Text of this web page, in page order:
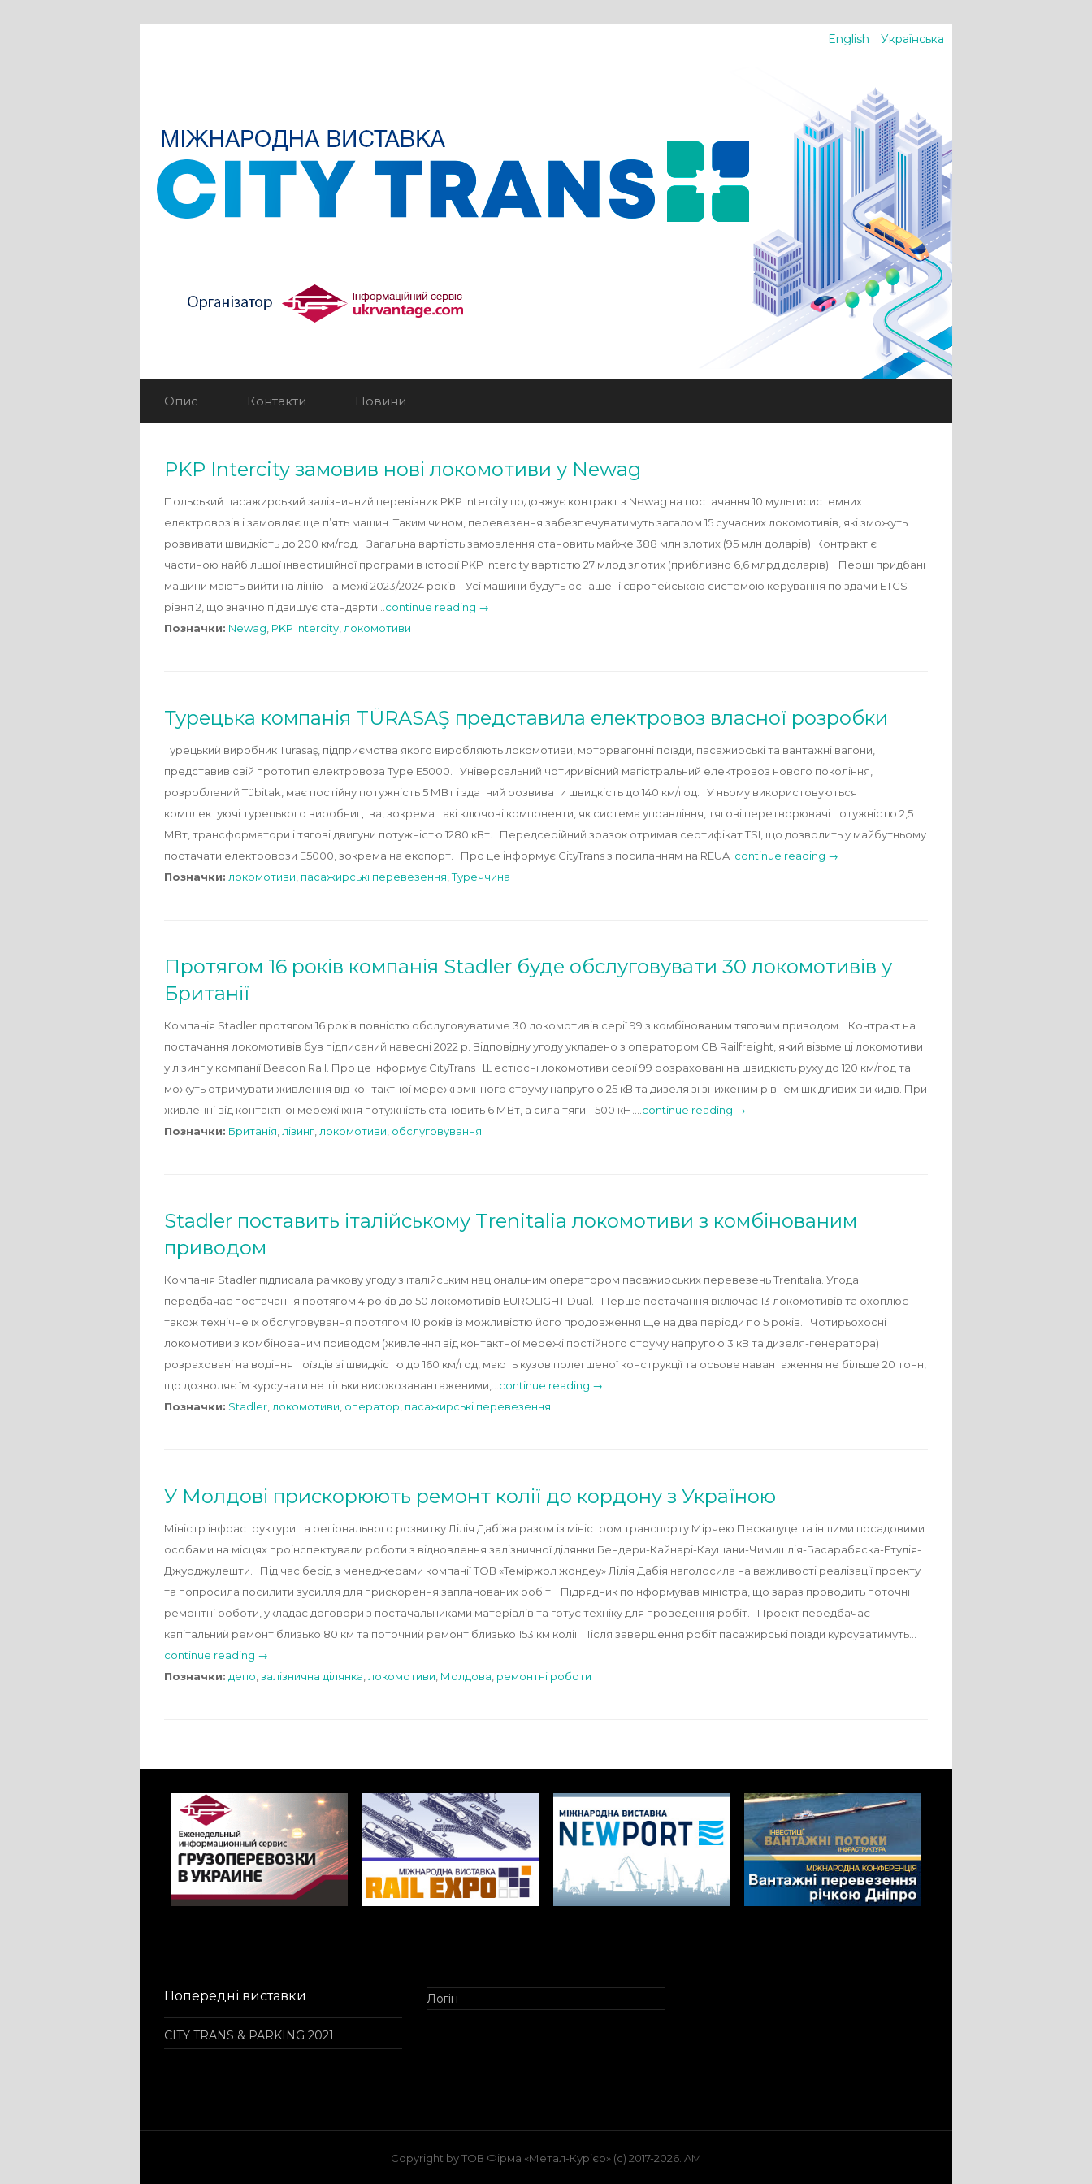
English Українська
Опис Контакти Новини
PKP Intercity замовив нові локомотиви у Newag
Польський пасажирський залізничний перевізник PKP Intercity подовжує контракт з Newag на постачання 10 мультисистемних
електровозів і замовляє ще п’ять машин. Таким чином, перевезення забезпечуватимуть загалом 15 сучасних локомотивів, які зможуть
розвивати швидкість до 200 км/год. Загальна вартість замовлення становить майже 388 млн злотих (95 млн доларів). Контракт є
частиною найбільшої інвестиційної програми в історії PKP Intercity вартістю 27 млрд злотих (приблизно 6,6 млрд доларів). Перші придбані
машини мають вийти на лінію на межі 2023/2024 років. Усі машини будуть оснащені європейською системою керування поїздами ETCS
рівня 2, що значно підвищує стандарти… continue reading →
Позначки: Newag PKP Intercity локомотиви
Турецька компанія TÜRASAŞ представила електровоз власної розробки
Турецький виробник Türasaş, підприємства якого виробляють локомотиви, моторвагонні поїзди, пасажирські та вантажні вагони,
представив свій прототип електровоза Type E5000. Універсальний чотиривісний магістральний електровоз нового покоління,
розроблений Tübitak, має постійну потужність 5 МВт і здатний розвивати швидкість до 140 км/год. У ньому використовуються
комплектуючі турецького виробництва, зокрема такі ключові компоненти, як система управління, тягові перетворювачі потужністю 2,5
МВт, трансформатори і тягові двигуни потужністю 1280 кВт. Передсерійний зразок отримав сертифікат TSI, що дозволить у майбутньому
постачати електровози E5000, зокрема на експорт. Про це інформує CityTrans з посиланням на REUA continue reading →
Позначки: локомотиви пасажирські перевезення ,Туреччина
Протягом 16 років компанія Stadler буде обслуговувати 30 локомотивів у
Британії
Компанія Stadler протягом 16 років повністю обслуговуватиме 30 локомотивів серії 99 з комбінованим тяговим приводом. Контракт на
постачання локомотивів був підписаний навесні 2022 р. Відповідну угоду укладено з оператором GB Railfreight, який візьме ці локомотиви
у лізинг у компанії Beacon Rail. Про це інформує CityTrans Шестіосні локомотиви серії 99 розраховані на швидкість руху до 120 км/год та
можуть отримувати живлення від контактної мережі змінного струму напругою 25 кВ та дизеля зі зниженим рівнем шкідливих викидів. При
живленні від контактної мережі їхня потужність становить 6 МВт, а сила тяги - 500 кН.… continue reading →
Позначки: Британія лізинг локомотиви обслуговування
Stadler поставить італійському Trenitalia локомотиви з комбінованим
приводом
Компанія Stadler підписала рамкову угоду з італійським національним оператором пасажирських перевезень Trenitalia. Угода
передбачає постачання протягом 4 років до 50 локомотивів EUROLIGHT Dual. Перше постачання включає 13 локомотивів та охоплює
також технічне їх обслуговування протягом 10 років із можливістю його продовження ще на два періоди по 5 років. Чотирьохосні
локомотиви з комбінованим приводом (живлення від контактної мережі постійного струму напругою 3 кВ та дизеля-генератора)
розраховані на водіння поїздів зі швидкістю до 160 км/год, мають кузов полегшеної конструкції та осьове навантаження не більше 20 тонн,
що дозволяє їм курсувати не тільки високозавантаженими,… continue reading →
Позначки: Stadler локомотиви оператор пасажирські перевезення
У Молдові прискорюють ремонт колії до кордону з Україною
Міністр інфраструктури та регіонального розвитку Лілія Дабіжа разом із міністром транспорту Мірчею Пескалуце та іншими посадовими
особами на місцях проінспектували роботи з відновлення залізничної ділянки Бендери-Кайнарі-Каушани-Чимишлія-Басарабяска-Етулія-
Джурджулешти. Під час бесід з менеджерами компанії ТОВ «Теміржол жондеу» Лілія Дабія наголосила на важливості реалізації проекту
та попросила посилити зусилля для прискорення запланованих робіт. Підрядник поінформував міністра, що зараз проводить поточні
ремонтні роботи, укладає договори з постачальниками матеріалів та готує техніку для проведення робіт. Проект передбачає
капітальний ремонт близько 80 км та поточний ремонт близько 153 км колії. Після завершення робіт пасажирські поїзди курсуватимуть…
continue reading →
Позначки: депо залізнична ділянка локомотиви Молдова ремонтні роботи
Попередні виставки
CITY TRANS & PARKING 2021
Логін
Copyright by ТОВ Фірма «Метал-Кур’єр» (c) 2017-2026. AM